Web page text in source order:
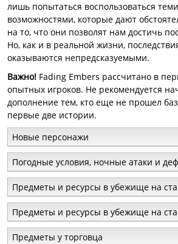
лишь попытаться воспользоваться
возможностями, которые дают
на то, что они позволят нам достичь
Но, как и в реальной жизни,
оказываются непредсказуемыми.
Важно! Fading Embers рассчитано в
опытных игроков. Не рекомендуется
дополнение тем, кто еще не прошел
первые две истории.
Новые персонажи
Погодные условия, ночные атаки и
Предметы и ресурсы в убежище на
Предметы и ресурсы в убежище на
Предметы у торговца